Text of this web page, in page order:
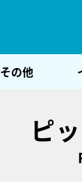
その他
ピ